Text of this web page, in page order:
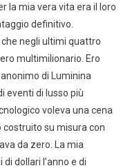
la mia vera vita era il loro
definitivo.
negli ultimi quattro
multimilionario. Ero
di Luminina
eventi di lusso più
voleva una cena
costruito su misura con
da zero. La mia
dollari l’anno e di